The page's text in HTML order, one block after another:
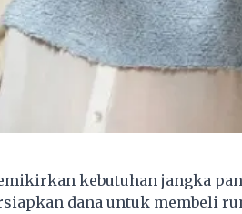
kebutuhan jangka
dana untuk membeli